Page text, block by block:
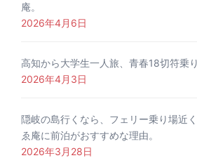
庵。
2026年4月6日
高知から大学生一人旅、青春18切符乗
2026年4月3日
隠岐の島行くなら、フェリー乗り場近
ゑ庵に前泊がおすすめな理由。
2026年3月28日